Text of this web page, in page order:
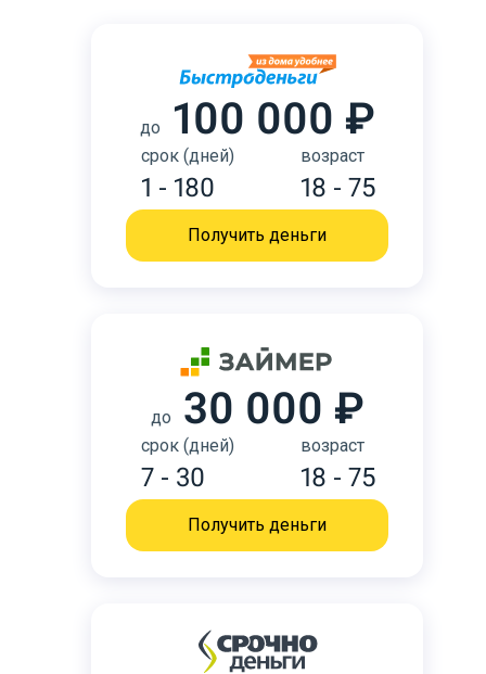
до 100 000 ₽
срок (дней)
1 - 180
возраст
18 - 75
Получить деньги
до 30 000 ₽
срок (дней)
7 - 30
возраст
18 - 75
Получить деньги